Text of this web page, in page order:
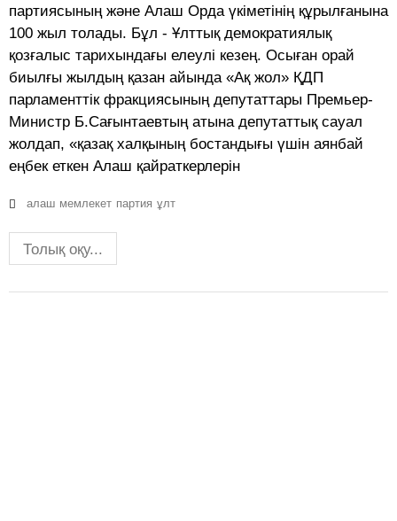
партиясының және Алаш Орда үкіметінің құрылғанына
100 жыл толады. Бұл - Ұлттық демократиялық
қозғалыс тарихындағы елеулі кезең. Осыған орай
биылғы жылдың қазан айында «Ақ жол» ҚДП
парламенттік фракциясының депутаттары Премьер-
Министр Б.Сағынтаевтың атына депутаттық сауал
жолдап, «қазақ халқының бостандығы үшін аянбай
еңбек еткен Алаш қайраткерлерін
алаш мемлекет партия ұлт
Толық оқу...